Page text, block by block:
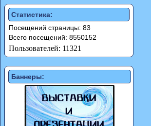
Статистика:
Посещений страницы: 83
Всего посещений: 8550152
Пользователей: 11321
Баннеры: